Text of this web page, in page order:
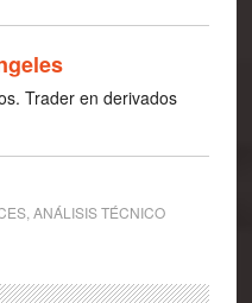
Trader en derivados
,ANÁLISIS TÉCNICO